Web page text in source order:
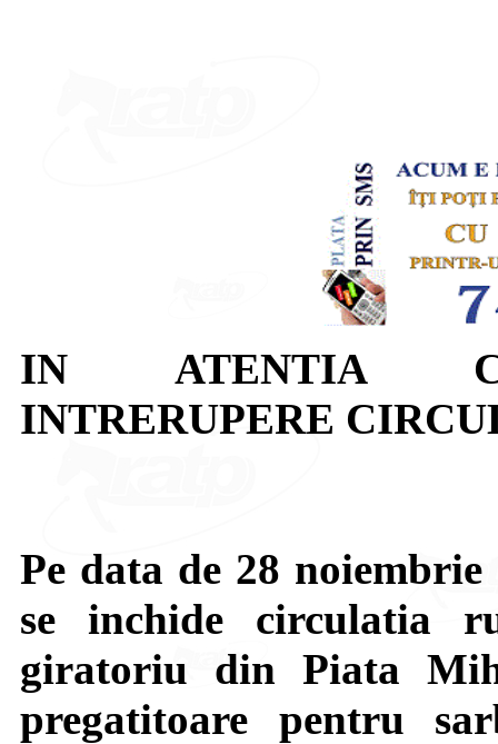
IN ATENTIA
INTRERUPERE
Pe data de 28
se inchide circulatia
giratoriu din Piata
pregatitoare pentru